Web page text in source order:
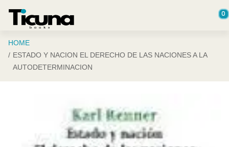
0
HOME
ESTADO Y NACION EL DERECHO DE LAS NACIONES A LA
AUTODETERMINACION